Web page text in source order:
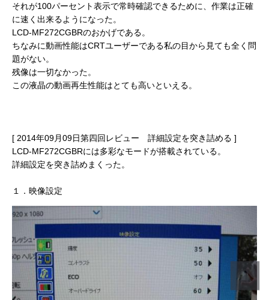
それが100パーセント表示で常時確認できるために、作業は正確
に速く出来るようになった。
LCD-MF272CGBRのおかげである。
ちなみに動画性能はCRTユーザーである私の目から見ても全く問
題がない。
残像は一切なかった。
この液晶の動画再生性能はとても高いといえる。
[ 2014年09月09日第四回レビュー 詳細設定を突き詰める ]
LCD-MF272CGBRには多彩なモードが搭載されている。
詳細設定を突き詰めまくった。
１．映像設定